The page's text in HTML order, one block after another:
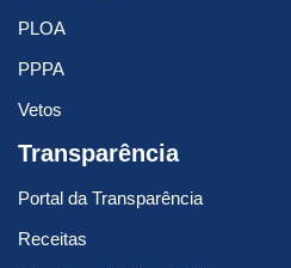
PLOA
PPPA
Vetos
Transparência
Portal da Transparência
Receitas